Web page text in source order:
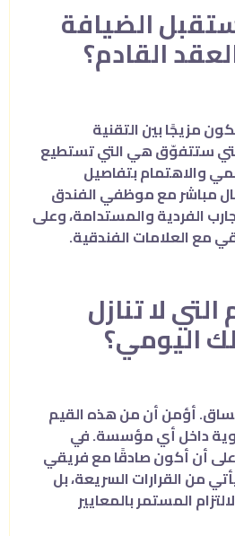
الضيافة
القادم؟
مزيجًا بين التقنية
ستتفوّق هي التي تستطيع
والاهتمام بتفاصيل
مباشر مع موظفي الفندق
الفردية والمستدامة، وعلى
مع العلامات الفندقية.
لا تنازل
اليومي؟
أؤمن أن من هذه القيم
داخل أي مؤسسة. في
أن أكون صادقًا مع فريقي
من القرارات السريعة، بل
المستمر بالمعايير